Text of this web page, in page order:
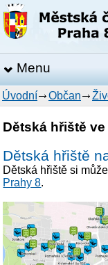
Menu
Úvodní Občan
Dětská hřiště
Dětská hřiště
Dětská hřiště si
Prahy 8.